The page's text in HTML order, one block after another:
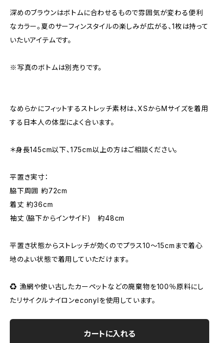
深めのブラウンはボトムに合わせるもので雰囲気が変わる便利
なカラー。夏のサーフィンスタイルの楽しみが広がる、1枚は持って
いたいアイテムです。
※写真のボトムは別売りです。
なめらかにフィットするストレッチ素材は、XSからMサイズを着用
する日本人の体型によく合います。
＊身長145cm以下、175cm以上の方はご相談ください。
平置き実寸：
脇下周囲 約72cm
着丈 約36cm
袖丈（脇下からインサイド) 約48cm
平置き状態からストレッチが効くのでプラス10〜15cmまで着心
地のよい状態で着用していただけます。
♻︎ 漁網や使い古したカーペットなどの廃棄物を100％原料にし
たリサイクルナイロンeconylを使用しています。
カートに入れる